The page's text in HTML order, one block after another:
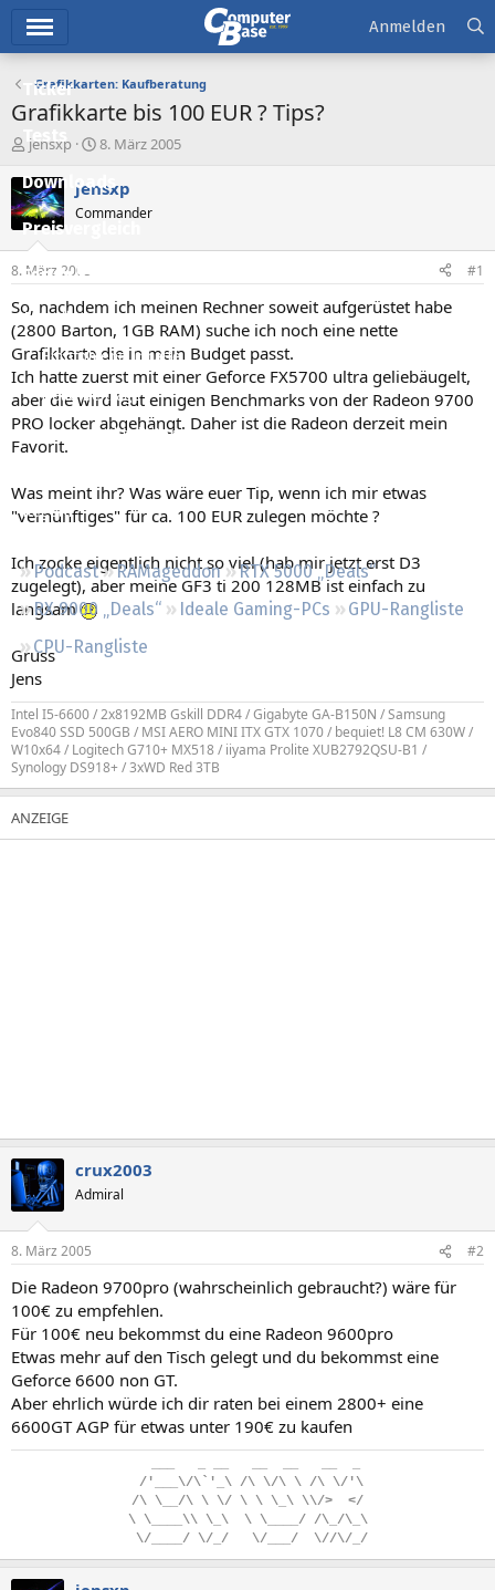
Ticker
Tests
Downloads
Preisvergleich
Forum
Aktuelles
Empfohlene Inhalte
Neue Beiträge
Neueste Aktivitäten
Regeln
Podcast RAMageddon
RTX 5000 „Deals“
RX 9000 „Deals“
Ideale Gaming-PCs
GPU-Rangliste
CPU-Rangliste
Anmelden
Grafikkarten: Kaufberatung
Grafikkarte bis 100 EUR ? Tips?
E
s
t
e
l
e
r
jensxp
E
s
e
t
a
8. März 2005
jensxp
Commander
8. März 2005 #1
So, nachdem ich meinen Rechner soweit aufgerüstet habe
(2800 Barton, 1GB RAM) suche ich noch eine nette
Grafikkarte die in mein Budget passt.
Ich hatte zuerst mit einer Geforce FX5700 ultra geliebäugelt,
aber die wird laut einigen Benchmarks von der Radeon 9700
PRO locker abgehängt. Daher ist die Radeon derzeit mein
Favorit.
Was meint ihr? Was wäre euer Tip, wenn ich mir etwas
"vernünftiges" für ca. 100 EUR zulegen möchte ?
Ich zocke eigentlich nicht so viel (hab mir jetzt erst D3
zugelegt), aber meine GF3 ti 200 128MB ist einfach zu
langsam
Gruss
Jens
Intel I5-6600 / 2x8192MB Gskill DDR4 / Gigabyte GA-B150N / Samsung
Evo840 SSD 500GB / MSI AERO MINI ITX GTX 1070 / bequiet! L8 CM 630W /
W10x64 / Logitech G710+ MX518 / iiyama Prolite XUB2792QSU-B1 /
Synology DS918+ / 3xWD Red 3TB
crux2003
Admiral
8. März 2005 #2
Die Radeon 9700pro (wahrscheinlich gebraucht?) wäre für
100€ zu empfehlen.
Für 100€ neu bekommst du eine Radeon 9600pro
Etwas mehr auf den Tisch gelegt und du bekommst eine
Geforce 6600 non GT.
Aber ehrlich würde ich dir raten bei einem 2800+ eine
6600GT AGP für etwas unter 190€ zu kaufen
/'___\/\`'_\ /\ \/\ \ /\ \/'\
/\ \__/\ \ \/ \ \ \_\ \\/>
</
\. \____\\. \_\.. \. \____/ /\_/\_\
\/____/ \/_/ \/___/ \//\/_/